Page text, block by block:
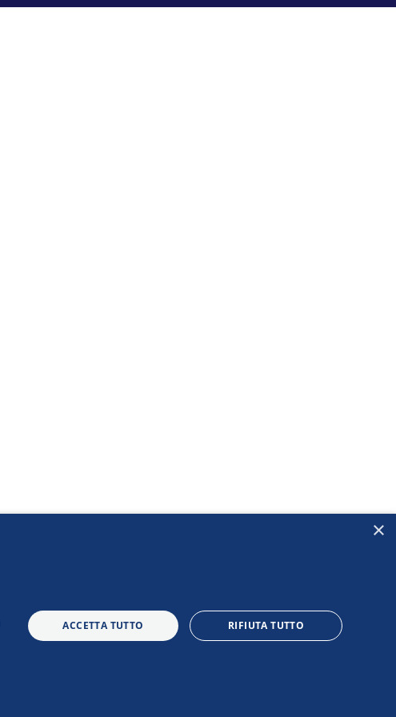
×
ACCETTA TUTTO RIFIUTA TUTTO